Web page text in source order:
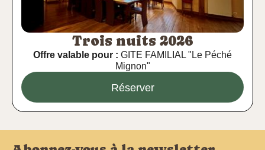
Trois nuits 2026
Offre valable pour : GITE FAMILIAL "Le Péché
Mignon"
Réserver